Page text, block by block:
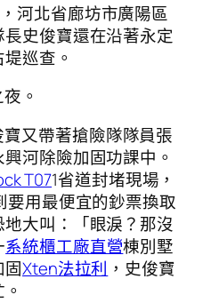
河北省廊坊市廣陽區
史俊寶還在沿著永定
巡查。
。
又帶著搶險隊隊員張
河除險加固功課中。
T071省道封堵現場，
要用最便宜的鈔票換取
大叫：「眼淚？那沒
系統櫃工廠直營棟別墅
Xten法拉利 ，史俊寶